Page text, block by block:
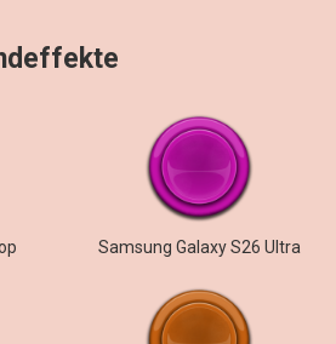
Samsung Galaxy S26 Ultra